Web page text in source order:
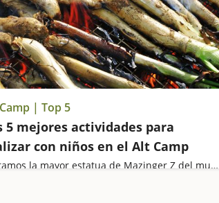
| Top 5
5 mejores actividades para
con niños en el Alt Camp
Visitamos la mayor estatua de Mazinger Z del mundo, desconectamos a orillas del río Gaià, descubrimos un santuario espectacular y vamos de ruta hasta un salto de agua espectacular